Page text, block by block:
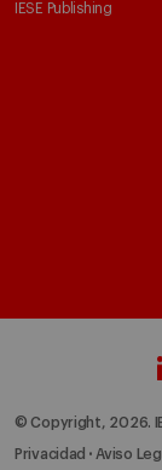
IESE Publishing
© Copyright, 2026.
Privacidad Aviso